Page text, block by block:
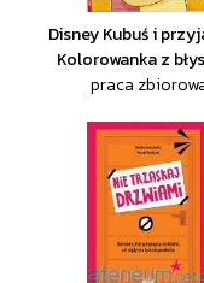
Disney Kubuś i
Kolorowanka z
praca